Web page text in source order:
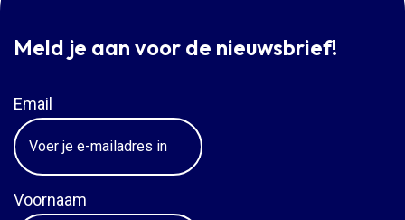
Meld je aan voor de nieuwsbrief!
Email
Voornaam